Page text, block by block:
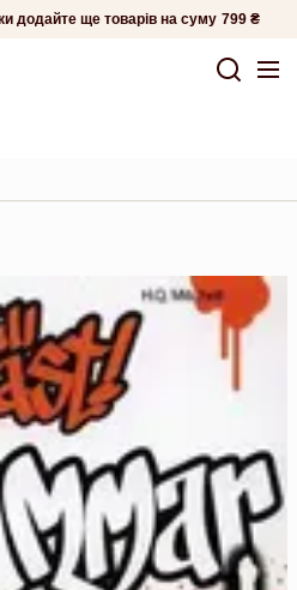
додайте ще товарів на суму 799 ₴